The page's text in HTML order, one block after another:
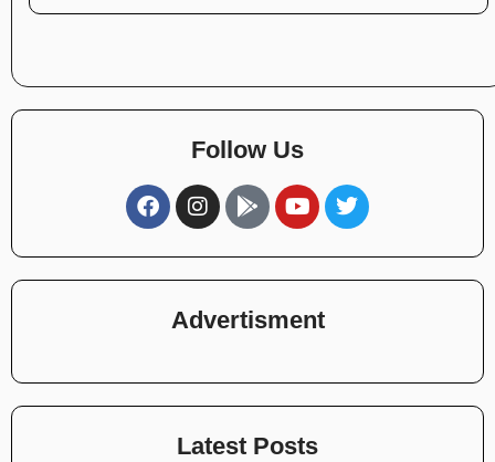
Follow Us
Advertisment
Latest Posts